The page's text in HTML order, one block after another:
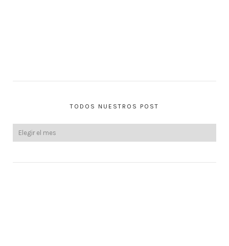
TODOS NUESTROS POST